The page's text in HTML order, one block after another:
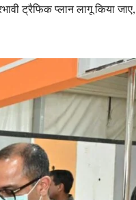
ट्रैफिक प्लान लागू किया जाए,